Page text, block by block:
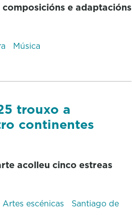
e adaptacións
Música
trouxo a
continentes
acolleu cinco estreas
Artes escénicas
Santiago de